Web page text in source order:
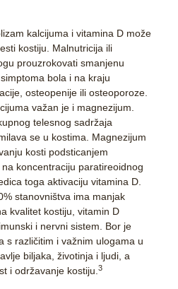
kalcijuma i vitamina D može
kostiju. Malnutricija ili
prouzrokovati smanjenu
bola i na kraju
osteopenije ili osteoporoze.
važan je i magnezijum.
telesnog sadržaja
se u kostima. Magnezijum
kosti podsticanjem
koncentraciju paratireoidnog
toga aktivaciju vitamina D.
stanovništva ima manjak
kvalitet kostiju, vitamin D
i nervni sistem. Bor je
s različitim i važnim ulogama u
biljaka, životinja i ljudi, a
i održavanje kostiju.3